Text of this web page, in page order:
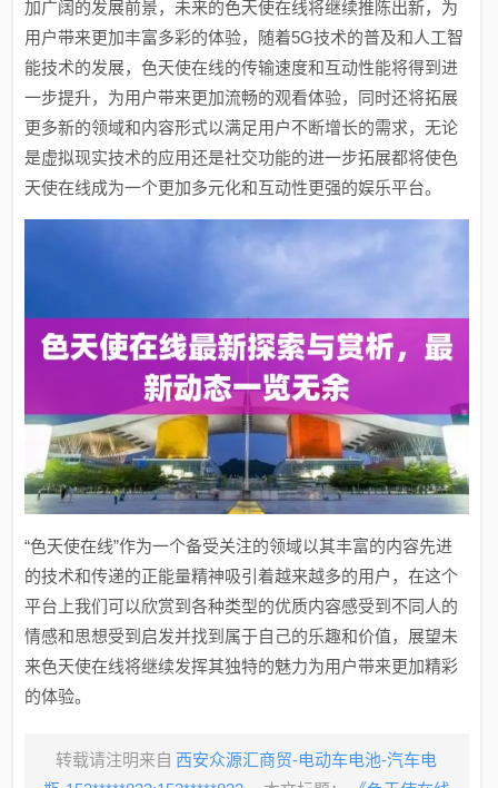
加广阔的发展前景，未来的色天使在线将继续推陈出新，为
用户带来更加丰富多彩的体验，随着5G技术的普及和人工智
能技术的发展，色天使在线的传输速度和互动性能将得到进
一步提升，为用户带来更加流畅的观看体验，同时还将拓展
更多新的领域和内容形式以满足用户不断增长的需求，无论
是虚拟现实技术的应用还是社交功能的进一步拓展都将使色
天使在线成为一个更加多元化和互动性更强的娱乐平台。
“色天使在线”作为一个备受关注的领域以其丰富的内容先进
的技术和传递的正能量精神吸引着越来越多的用户，在这个
平台上我们可以欣赏到各种类型的优质内容感受到不同人的
情感和思想受到启发并找到属于自己的乐趣和价值，展望未
来色天使在线将继续发挥其独特的魅力为用户带来更加精彩
的体验。
转载请注明来自 西安众源汇商贸-电动车电池-汽车电